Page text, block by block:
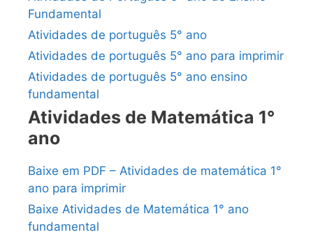
Fundamental
Atividades de português 5° ano
Atividades de português 5° ano para imprimir
Atividades de português 5° ano ensino
fundamental
Atividades de Matemática 1°
ano
Baixe em PDF – Atividades de matemática 1°
ano para imprimir
Baixe Atividades de Matemática 1° ano
fundamental